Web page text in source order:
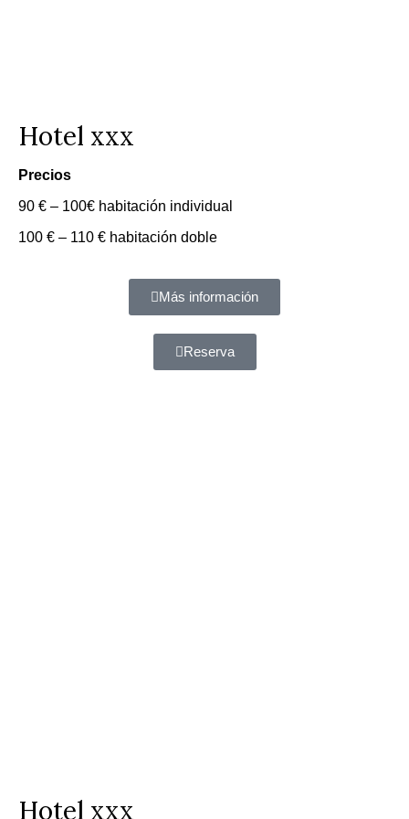
Hotel xxx
Precios
90 € – 100€ habitación individual
100 € – 110 € habitación doble
Más información
Reserva
Hotel xxx